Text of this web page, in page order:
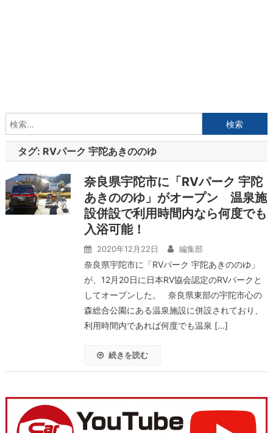
索:
タグ: RVパーク 宇陀あきののゆ
奈良県宇陀市に「RVパーク 宇陀
あきののゆ」がオープン 温泉施
設併設で利用時間内なら何度でも
入浴可能！
2020年12月22日 編集部
奈良県宇陀市に「RVパーク 宇陀あきののゆ」
が、12月20日に日本RV協会認定のRVパークと
してオープンした。 奈良県東部の宇陀市心の
森総合公園にある温泉施設に併設されており、
利用時間内であれば何度でも温泉 […]
続きを読む